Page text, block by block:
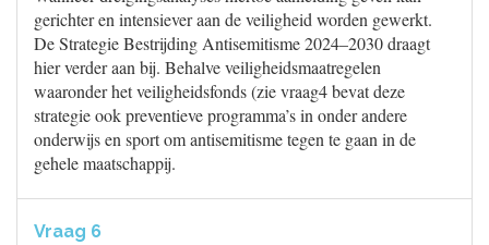
gerichter en intensiever aan de veiligheid worden gewerkt.
De Strategie Bestrijding Antisemitisme 2024–2030 draagt
hier verder aan bij. Behalve veiligheidsmaatregelen
waaronder het veiligheidsfonds (zie vraag4 bevat deze
strategie ook preventieve programma’s in onder andere
onderwijs en sport om antisemitisme tegen te gaan in de
gehele maatschappij.
Vraag 6